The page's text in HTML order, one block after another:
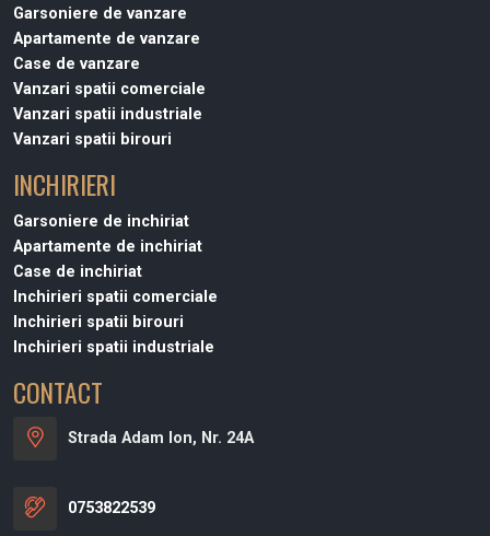
Garsoniere de vanzare
Apartamente de vanzare
Case de vanzare
Vanzari spatii comerciale
Vanzari spatii industriale
Vanzari spatii birouri
INCHIRIERI
Garsoniere de inchiriat
Apartamente de inchiriat
Case de inchiriat
Inchirieri spatii comerciale
Inchirieri spatii birouri
Inchirieri spatii industriale
CONTACT
Strada Adam Ion, Nr. 24A
0753822539